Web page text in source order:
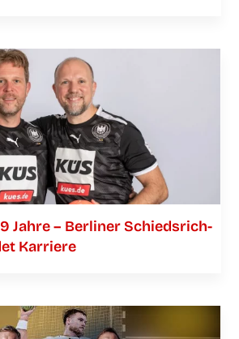
Jah­re – Ber­li­ner Schieds­­­rich­­­
Karriere